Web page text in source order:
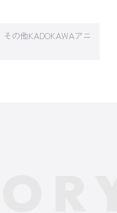
その他KADOKAWAアニ